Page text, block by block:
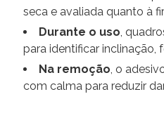
seca e avaliada quanto à
Durante o uso ,
para identificar inclinação,
Na remoção , o
com calma para reduzir